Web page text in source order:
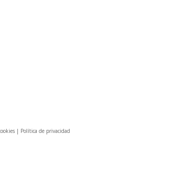
| Política de privacidad